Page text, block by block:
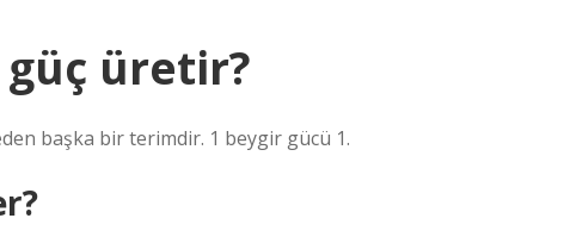
üretir?
başka bir terimdir. 1 beygir gücü 1.